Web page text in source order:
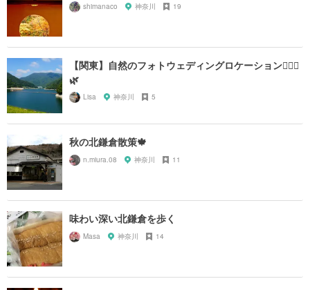
shimanaco 神奈川 19
【関東】自然のフォトウェディングロケーション👰🏼‍♀️
🌿
Lisa 神奈川 5
秋の北鎌倉散策🍁
n.miura.08 神奈川 11
味わい深い北鎌倉を歩く
Masa 神奈川 14